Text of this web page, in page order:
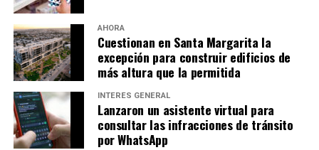
AHORA
Cuestionan en Santa Margarita la
excepción para construir edificios de
más altura que la permitida
INTERÉS GENERAL
Lanzaron un asistente virtual para
consultar las infracciones de tránsito
por WhatsApp